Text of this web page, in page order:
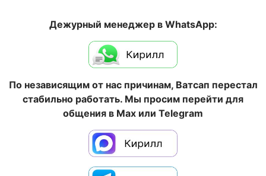
Дежурный менеджер в WhatsApp:
По независящим от нас причинам, Ватсап перестал
стабильно работать. Мы просим перейти для
общения в Max или Telegram